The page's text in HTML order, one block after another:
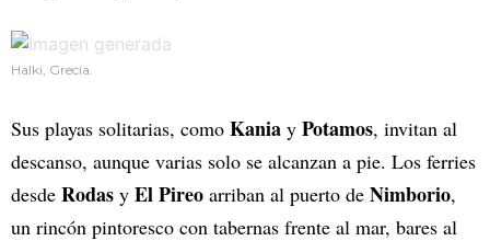
Halki, Grecia.
Sus playas solitarias, como Kania y Potamos, invitan al
descanso, aunque varias solo se alcanzan a pie. Los ferries
desde Rodas y El Pireo arriban al puerto de Nimborio,
un rincón pintoresco con tabernas frente al mar, bares al